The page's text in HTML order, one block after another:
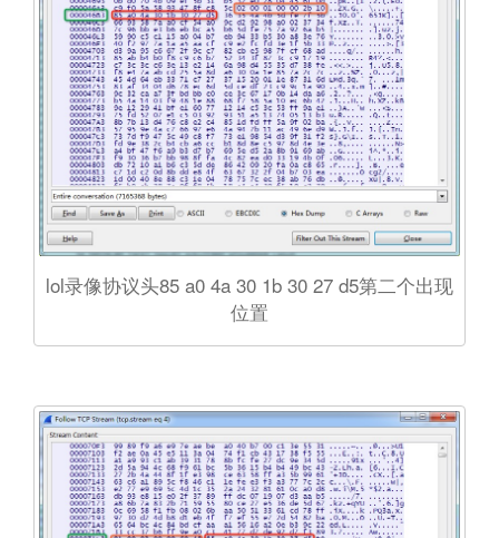
lol录像协议头85 a0 4a 30 1b 30 27 d5第二个出现
位置